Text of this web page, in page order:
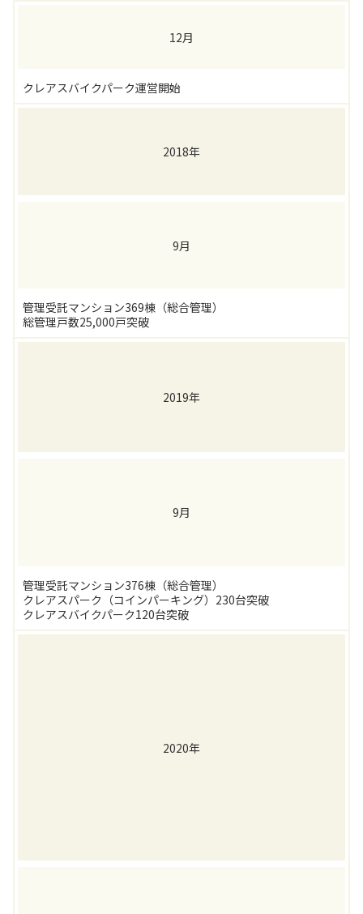
12月
クレアスバイクパーク運営開始
2018年
9月
管理受託マンション369棟（総合管理）
総管理戸数25,000戸突破
2019年
9月
管理受託マンション376棟（総合管理）
クレアスパーク（コインパーキング）230台突破
クレアスバイクパーク120台突破
2020年